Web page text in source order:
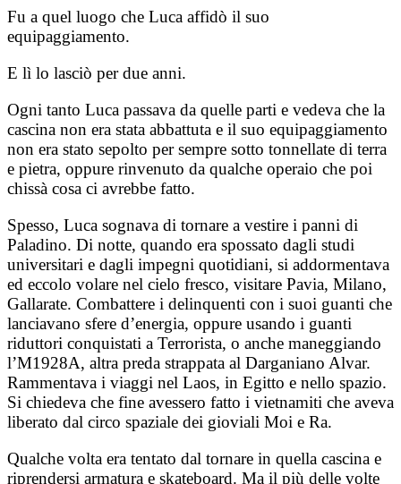
Fu a quel luogo che Luca affidò il suo
equipaggiamento.
E lì lo lasciò per due anni.
Ogni tanto Luca passava da quelle parti e vedeva che la
cascina non era stata abbattuta e il suo equipaggiamento
non era stato sepolto per sempre sotto tonnellate di terra
e pietra, oppure rinvenuto da qualche operaio che poi
chissà cosa ci avrebbe fatto.
Spesso, Luca sognava di tornare a vestire i panni di
Paladino. Di notte, quando era spossato dagli studi
universitari e dagli impegni quotidiani, si addormentava
ed eccolo volare nel cielo fresco, visitare Pavia, Milano,
Gallarate. Combattere i delinquenti con i suoi guanti che
lanciavano sfere d’energia, oppure usando i guanti
riduttori conquistati a Terrorista, o anche maneggiando
l’M1928A, altra preda strappata al Darganiano Alvar.
Rammentava i viaggi nel Laos, in Egitto e nello spazio.
Si chiedeva che fine avessero fatto i vietnamiti che aveva
liberato dal circo spaziale dei gioviali Moi e Ra.
Qualche volta era tentato dal tornare in quella cascina e
riprendersi armatura e skateboard. Ma il più delle volte